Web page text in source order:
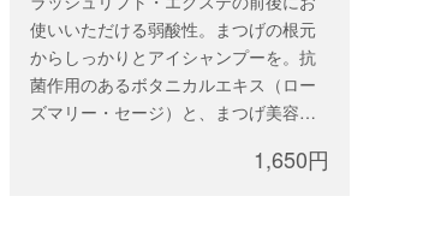
使いいただける弱酸性。まつげの根元
からしっかりとアイシャンプーを。抗
菌作用のあるボタニカルエキス（ロー
ズマリー・セージ）と、まつげ美容液
リペプチド等）が入っています。1,650円